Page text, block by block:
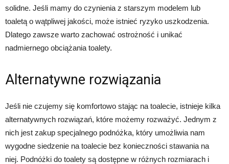
solidne. Jeśli mamy do czynienia z starszym modelem lub
toaletą o wątpliwej jakości, może istnieć ryzyko uszkodzenia.
Dlatego zawsze warto zachować ostrożność i unikać
nadmiernego obciążania toalety.
Alternatywne rozwiązania
Jeśli nie czujemy się komfortowo stając na toalecie, istnieje kilka
alternatywnych rozwiązań, które możemy rozważyć. Jednym z
nich jest zakup specjalnego podnóżka, który umożliwia nam
wygodne siedzenie na toalecie bez konieczności stawania na
niej. Podnóżki do toalety są dostępne w różnych rozmiarach i